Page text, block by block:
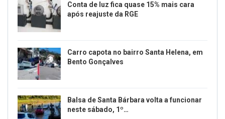
Conta de luz fica quase 15% mais cara
após reajuste da RGE
Carro capota no bairro Santa Helena, em
Bento Gonçalves
Balsa de Santa Bárbara volta a funcionar
neste sábado, 1º…